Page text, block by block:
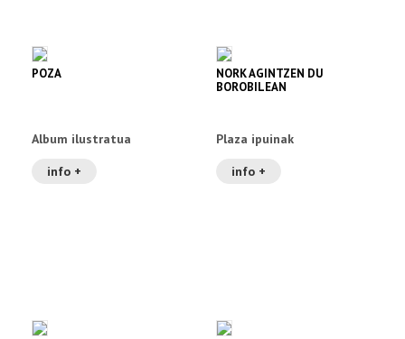
POZA
Album ilustratua
info +
NORK AGINTZEN DU
BOROBILEAN
Plaza ipuinak
info +